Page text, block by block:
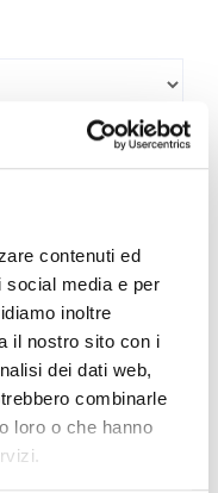
contenuti ed
social media e per
inoltre
il nostro sito con i
dei dati web,
combinarle
loro o che hanno